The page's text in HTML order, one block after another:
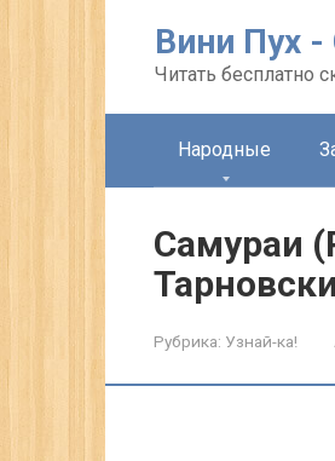
Вини Пух -
Читать бесплатно
Народные
Самураи
Рубрика: Узнай-ка!